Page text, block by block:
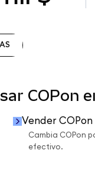
COPon
Vender COPon
Cambia COPon
efectivo.